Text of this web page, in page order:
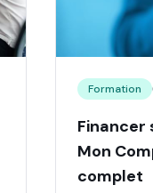
Formation
Financer
Mon
complet